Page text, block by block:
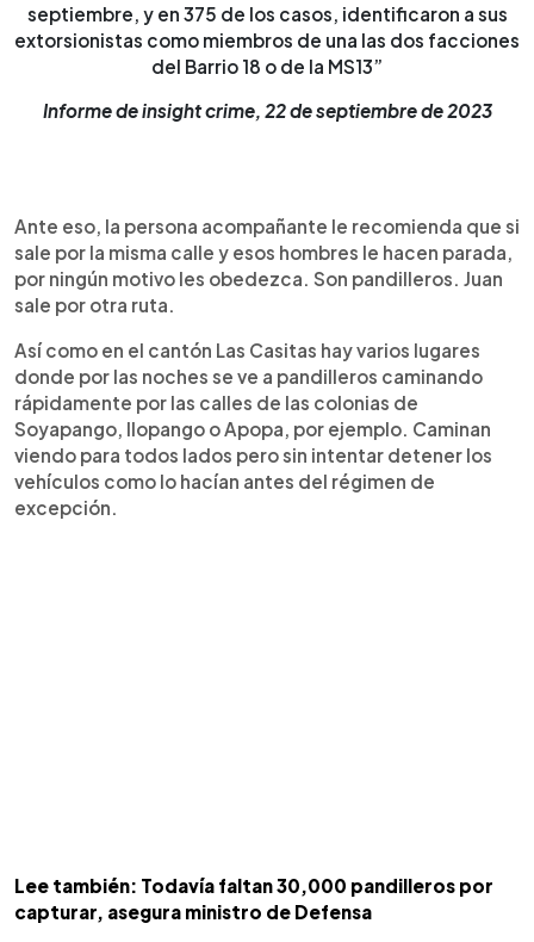
septiembre, y en 375 de los casos, identificaron a sus
extorsionistas como miembros de una las dos facciones
del Barrio 18 o de la MS13”
Informe de insight crime, 22 de septiembre de 2023
Ante eso, la persona acompañante le recomienda que si
sale por la misma calle y esos hombres le hacen parada,
por ningún motivo les obedezca. Son pandilleros. Juan
sale por otra ruta.
Así como en el cantón Las Casitas hay varios lugares
donde por las noches se ve a pandilleros caminando
rápidamente por las calles de las colonias de
Soyapango, Ilopango o Apopa, por ejemplo. Caminan
viendo para todos lados pero sin intentar detener los
vehículos como lo hacían antes del régimen de
excepción.
Lee también: Todavía faltan 30,000 pandilleros por
capturar, asegura ministro de Defensa